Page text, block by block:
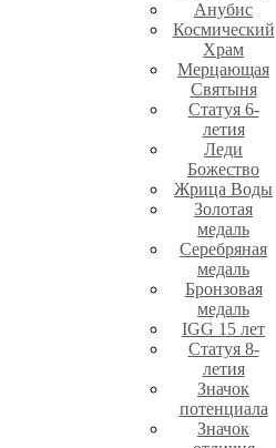
Анубис
Космический
Храм
Мерцающая
Святыня
Статуя 6-
летия
Леди
Божество
Жрица Воды
Золотая
медаль
Серебряная
медаль
Бронзовая
медаль
IGG 15 лет
Статуя 8-
летия
Значок
потенциала
Значок